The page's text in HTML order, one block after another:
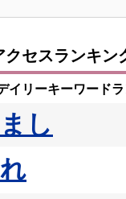
クセスランキン
イリーキーワード
し